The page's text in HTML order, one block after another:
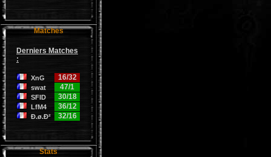
Matches
Derniers Matches
:
XnG 16/32
swat 47/1
SFID 30/18
LfM4 36/12
Ð.ø.Ð² 32/16
Stats